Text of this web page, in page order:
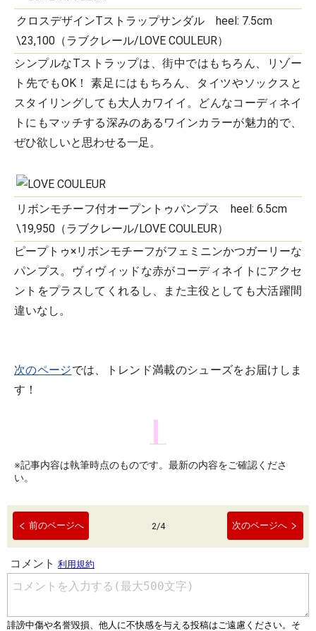
クロスデザインTストラップサンダル heel: 7.5cm
\23,100（ラブクレール/LOVE COULEUR）
シンプルなTストラップは、街中ではもちろん、リゾー
ト先でもOK！ 素足にはもちろん、タイツやソックスと
スタイリングしても大人カワイイ。どんなコーディネイ
トにもマッチする深みのあるワインカラーが魅力的で、
ぜひ欲しいと思わせる一足。
リボンモチーフ付オープントゥパンプス heel: 6.5cm
\19,950（ラブクレール/LOVE COULEUR）
ピープトゥ×リボンモチーフがフェミニンかつガーリーな
パンプス。ヴィヴィッドな赤がコーディネイトにアクセ
ントをプラスしてくれるし、また主役としても大活躍間
違いなし。
次のページでは、トレンド満載のシューズをお届けしま
す！
※記事内容は執筆時点のものです。最新の内容をご確認くださ
い。
前のページへ 2/4 次のページへ